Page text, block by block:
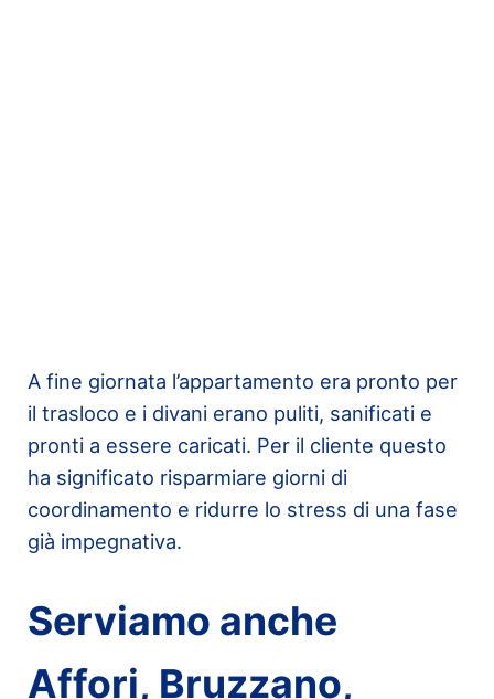
A fine giornata l’appartamento era pronto per
il trasloco e i divani erano puliti, sanificati e
pronti a essere caricati. Per il cliente questo
ha significato risparmiare giorni di
coordinamento e ridurre lo stress di una fase
già impegnativa.
Serviamo anche
Affori, Bruzzano,